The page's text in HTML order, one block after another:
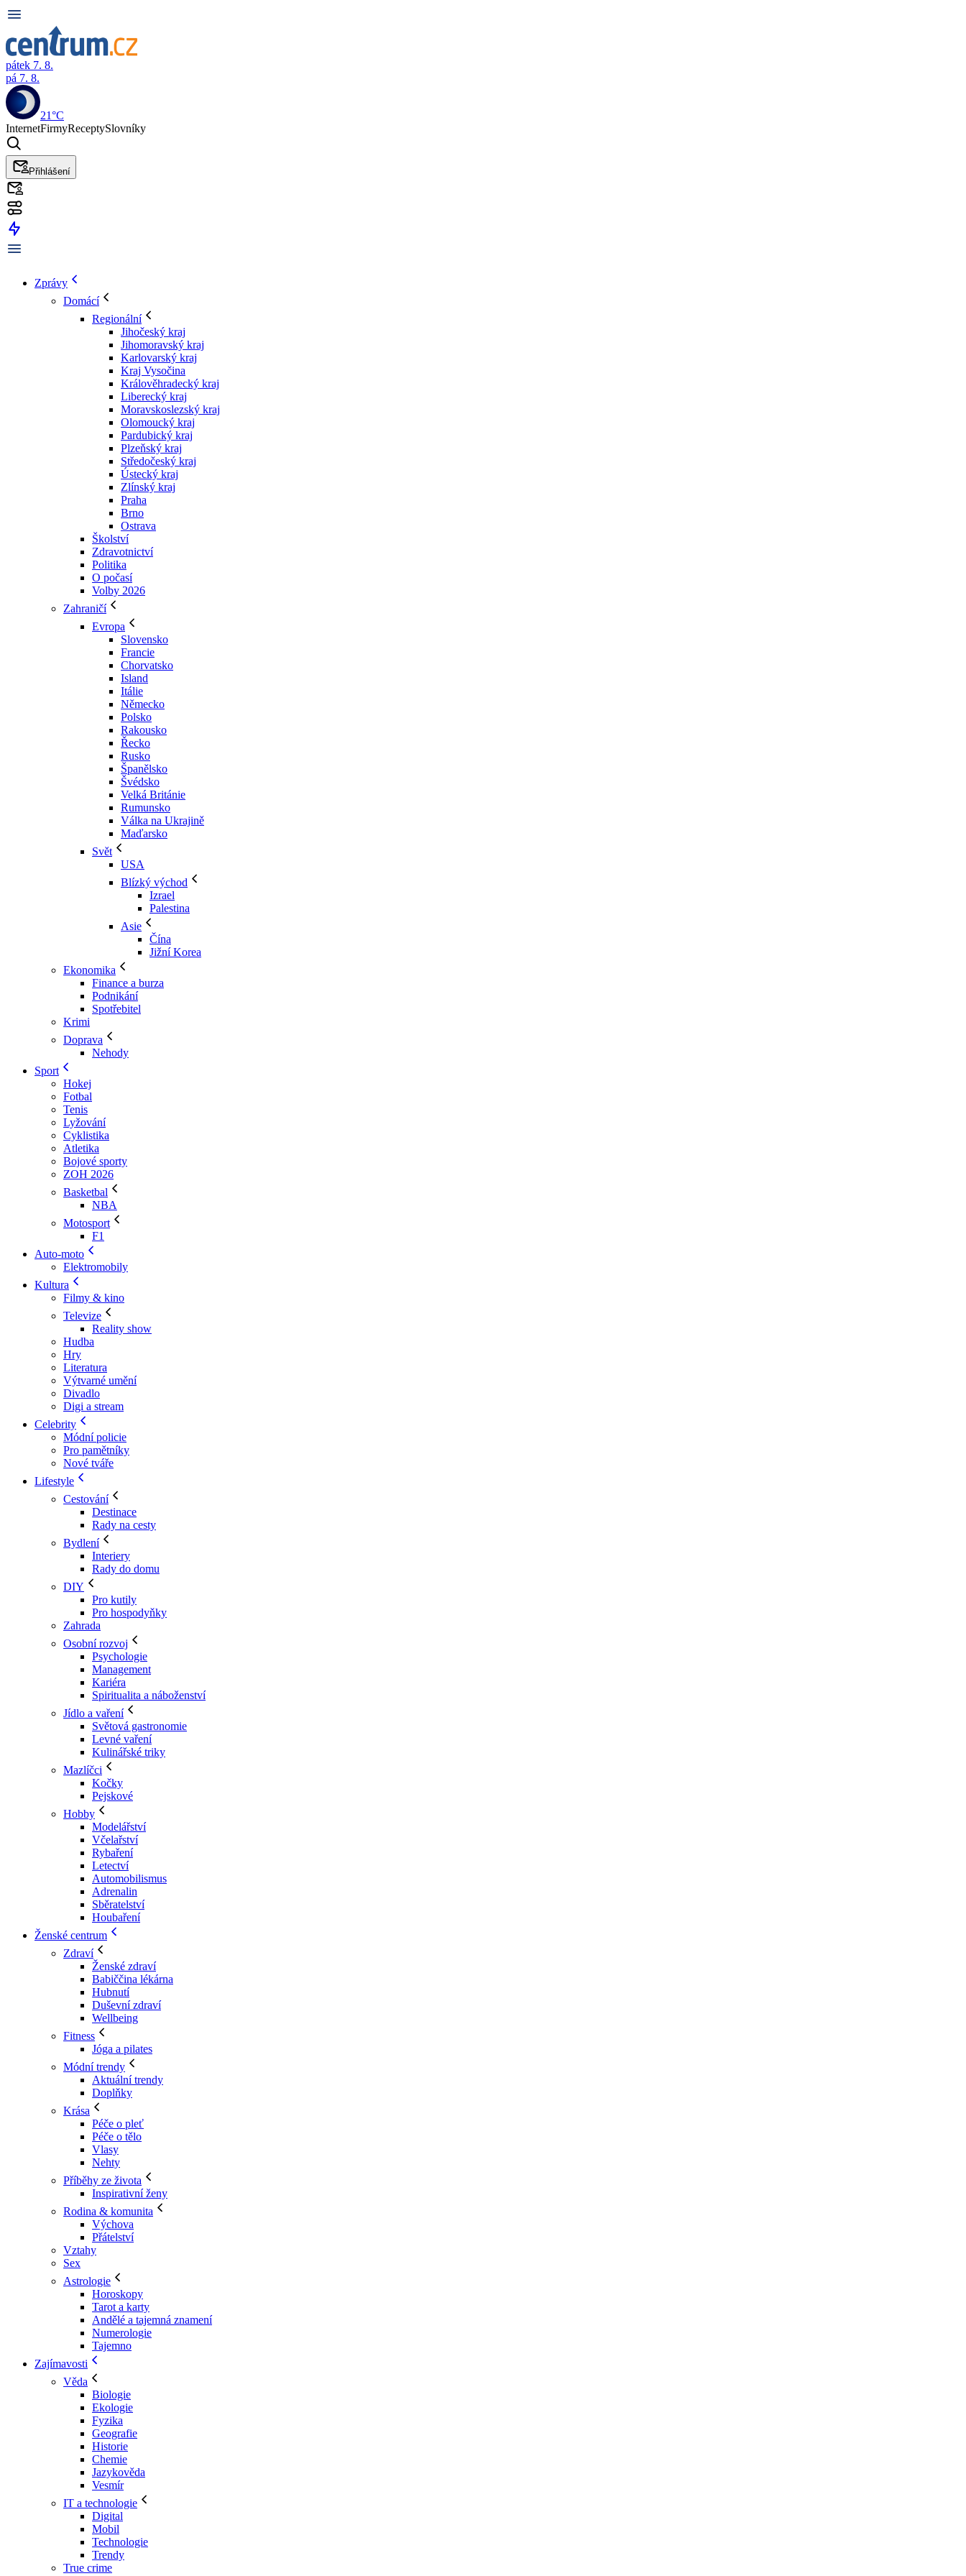
pátek 7. 8.
pá 7. 8.
21°C
InternetFirmyReceptySlovníky
Přihlášení
Zprávy
Domácí
Regionální
Jihočeský kraj
Jihomoravský kraj
Karlovarský kraj
Kraj Vysočina
Králověhradecký kraj
Liberecký kraj
Moravskoslezský kraj
Olomoucký kraj
Pardubický kraj
Plzeňský kraj
Středočeský kraj
Ústecký kraj
Zlínský kraj
Praha
Brno
Ostrava
Školství
Zdravotnictví
Politika
O počasí
Volby 2026
Zahraničí
Evropa
Slovensko
Francie
Chorvatsko
Island
Itálie
Německo
Polsko
Rakousko
Řecko
Rusko
Španělsko
Švédsko
Velká Británie
Rumunsko
Válka na Ukrajině
Maďarsko
Svět
USA
Blízký východ
Izrael
Palestina
Asie
Čína
Jižní Korea
Ekonomika
Finance a burza
Podnikání
Spotřebitel
Krimi
Doprava
Nehody
Sport
Hokej
Fotbal
Tenis
Lyžování
Cyklistika
Atletika
Bojové sporty
ZOH 2026
Basketbal
NBA
Motosport
F1
Auto-moto
Elektromobily
Kultura
Filmy & kino
Televize
Reality show
Hudba
Hry
Literatura
Výtvarné umění
Divadlo
Digi a stream
Celebrity
Módní policie
Pro pamětníky
Nové tváře
Lifestyle
Cestování
Destinace
Rady na cesty
Bydlení
Interiery
Rady do domu
DIY
Pro kutily
Pro hospodyňky
Zahrada
Osobní rozvoj
Psychologie
Management
Kariéra
Spiritualita a náboženství
Jídlo a vaření
Světová gastronomie
Levné vaření
Kulinářské triky
Mazlíčci
Kočky
Pejskové
Hobby
Modelářství
Včelařství
Rybaření
Letectví
Automobilismus
Adrenalin
Sběratelství
Houbaření
Ženské centrum
Zdraví
Ženské zdraví
Babiččina lékárna
Hubnutí
Duševní zdraví
Wellbeing
Fitness
Jóga a pilates
Módní trendy
Aktuální trendy
Doplňky
Krása
Péče o pleť
Péče o tělo
Vlasy
Nehty
Příběhy ze života
Inspirativní ženy
Rodina & komunita
Výchova
Přátelství
Vztahy
Sex
Astrologie
Horoskopy
Tarot a karty
Andělé a tajemná znamení
Numerologie
Tajemno
Zajímavosti
Věda
Biologie
Ekologie
Fyzika
Geografie
Historie
Chemie
Jazykověda
Vesmír
IT a technologie
Digital
Mobil
Technologie
Trendy
True crime